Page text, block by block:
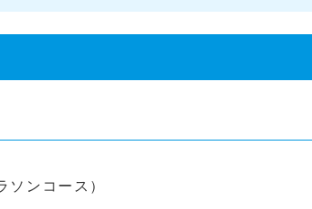
ソンコース）